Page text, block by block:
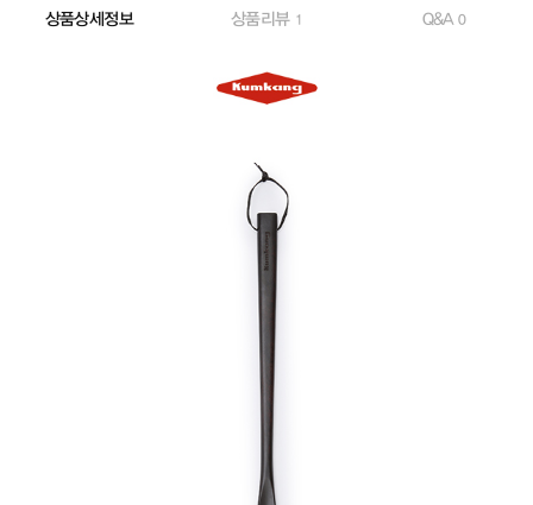
상품상세정보 상품리뷰 1 Q&A0